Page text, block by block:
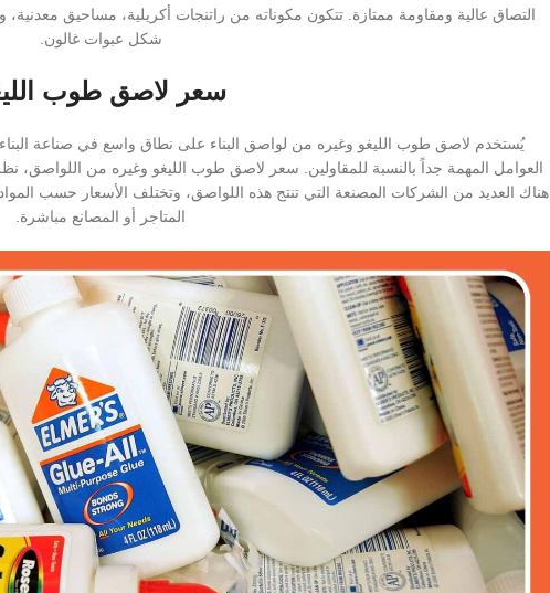
التصاق عالية ومقاومة ممتازة. تتكون مكوناته من راتنجات أكريلية، مساحيق
شكل عبوات غالون.
سعر لاصق طوب
يُستخدم لاصق طوب الليغو وغيره من لواصق البناء على نطاق واسع في صناعة البناء،
العوامل المهمة جداً بالنسبة للمقاولين. سعر لاصق طوب الليغو وغيره من اللواصق، نظراً
هناك العديد من الشركات المصنعة التي تنتج هذه اللواصق، وتختلف الأسعار حسب
المتاجر أو المصانع مباشرة.